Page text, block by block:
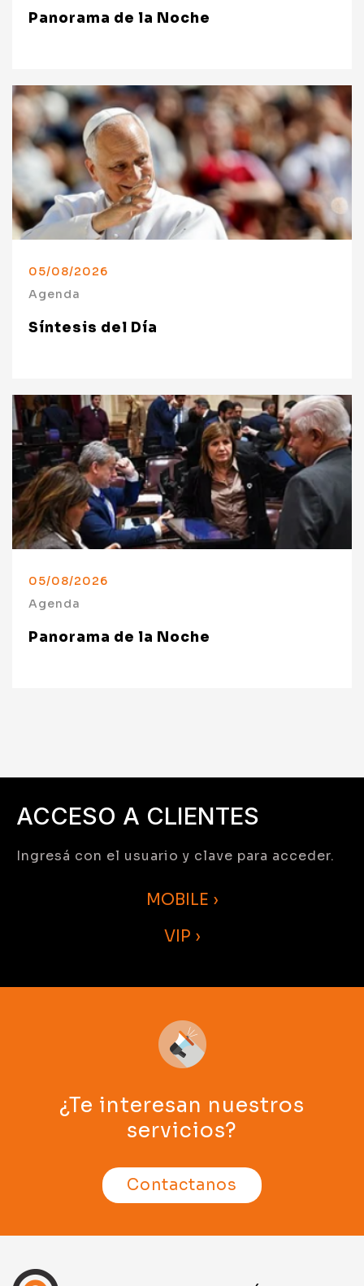
Panorama de la Noche
05/08/2026
Agenda
Síntesis del Día
05/08/2026
Agenda
Panorama de la Noche
ACCESO A CLIENTES
Ingresá con el usuario y clave para acceder.
MOBILE ›
VIP ›
¿Te interesan nuestros
servicios?
Contactanos